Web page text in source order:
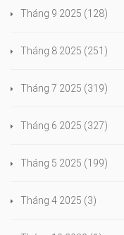
Tháng 9 2025 (128)
Tháng 8 2025 (251)
Tháng 7 2025 (319)
Tháng 6 2025 (327)
Tháng 5 2025 (199)
Tháng 4 2025 (3)